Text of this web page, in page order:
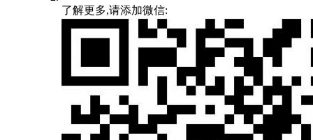
了解更多,请添加微信: